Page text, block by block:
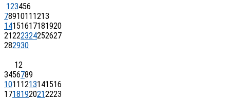
123456
7891011 1213
14151617181920
21222324252627
282930
12
3456789
1011 1213141516
17181920212223